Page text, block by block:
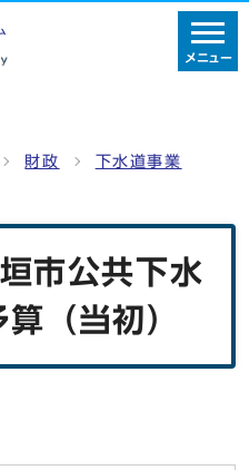
メニュー
財政 下水道事業
市公共下水
（当初）